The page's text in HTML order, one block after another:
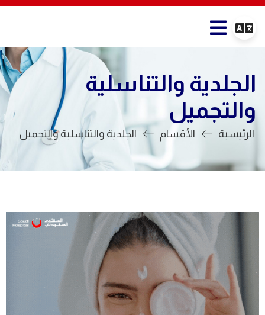
الجلدية والتناسلية
والتجميل
الرئيسية الأقسام الجلدية والتناسلية والتجميل